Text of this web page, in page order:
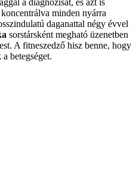
a diagnózisát, és azt is
minden nyárra
daganattal négy évvel
sorstársként megható üzenetben
A fitneszedző hisz benne, hogy
betegséget.